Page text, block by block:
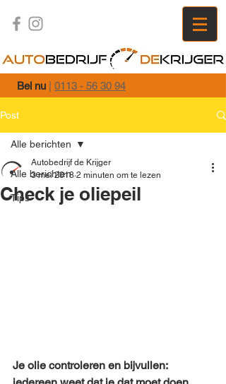
Bel nu 0113 - 56 30 94
Post
Alle berichten
Tips
Alle berichten
Check je oliepeil
Autobedrijf de Krijger
3 mei 2018 2 minuten om te lezen
Je olie controleren en bijvullen: